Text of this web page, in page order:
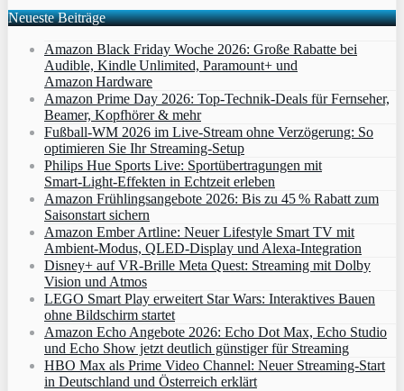
Neueste Beiträge
Amazon Black Friday Woche 2026: Große Rabatte bei
Audible, Kindle Unlimited, Paramount+ und
Amazon Hardware
Amazon Prime Day 2026: Top-Technik-Deals für Fernseher,
Beamer, Kopfhörer & mehr
Fußball-WM 2026 im Live-Stream ohne Verzögerung: So
optimieren Sie Ihr Streaming-Setup
Philips Hue Sports Live: Sportübertragungen mit
Smart‑Light‑Effekten in Echtzeit erleben
Amazon Frühlingsangebote 2026: Bis zu 45 % Rabatt zum
Saisonstart sichern
Amazon Ember Artline: Neuer Lifestyle Smart TV mit
Ambient‑Modus, QLED‑Display und Alexa‑Integration
Disney+ auf VR-Brille Meta Quest: Streaming mit Dolby
Vision und Atmos
LEGO Smart Play erweitert Star Wars: Interaktives Bauen
ohne Bildschirm startet
Amazon Echo Angebote 2026: Echo Dot Max, Echo Studio
und Echo Show jetzt deutlich günstiger für Streaming
HBO Max als Prime Video Channel: Neuer Streaming‑Start
in Deutschland und Österreich erklärt